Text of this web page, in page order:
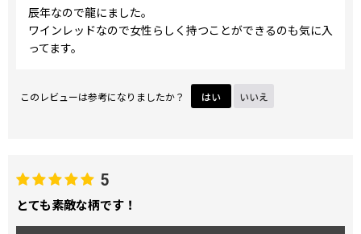
辰年なので龍にました。
ワインレッドなので女性らしく持つことができるのも気に入
ってます。
このレビューは参考になりましたか？ はい いいえ
5
とても素敵な柄です！